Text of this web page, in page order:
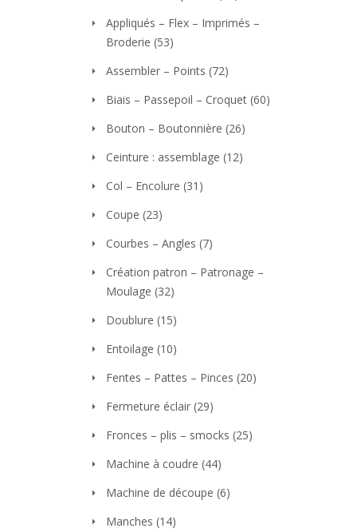
Appliqués – Flex – Imprimés –
Broderie (53)
Assembler – Points (72)
Biais – Passepoil – Croquet (60)
Bouton – Boutonnière (26)
Ceinture : assemblage (12)
Col – Encolure (31)
Coupe (23)
Courbes – Angles (7)
Création patron – Patronage –
Moulage (32)
Doublure (15)
Entoilage (10)
Fentes – Pattes – Pinces (20)
Fermeture éclair (29)
Fronces – plis – smocks (25)
Machine à coudre (44)
Machine de découpe (6)
Manches (14)